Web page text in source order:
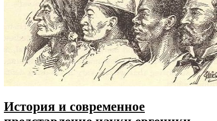
История и современное